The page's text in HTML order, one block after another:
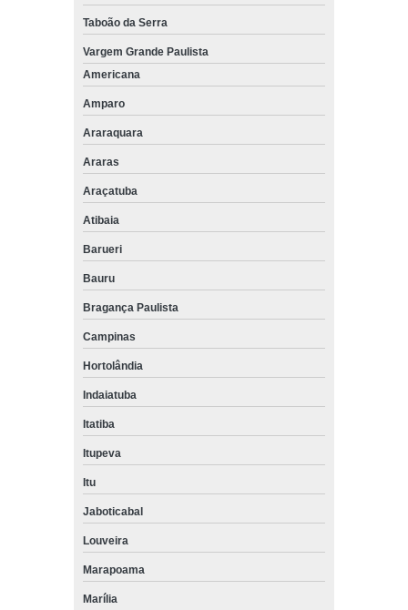
Taboão da Serra
Vargem Grande Paulista
Americana
Amparo
Araraquara
Araras
Araçatuba
Atibaia
Barueri
Bauru
Bragança Paulista
Campinas
Hortolândia
Indaiatuba
Itatiba
Itupeva
Itu
Jaboticabal
Louveira
Marapoama
Marília